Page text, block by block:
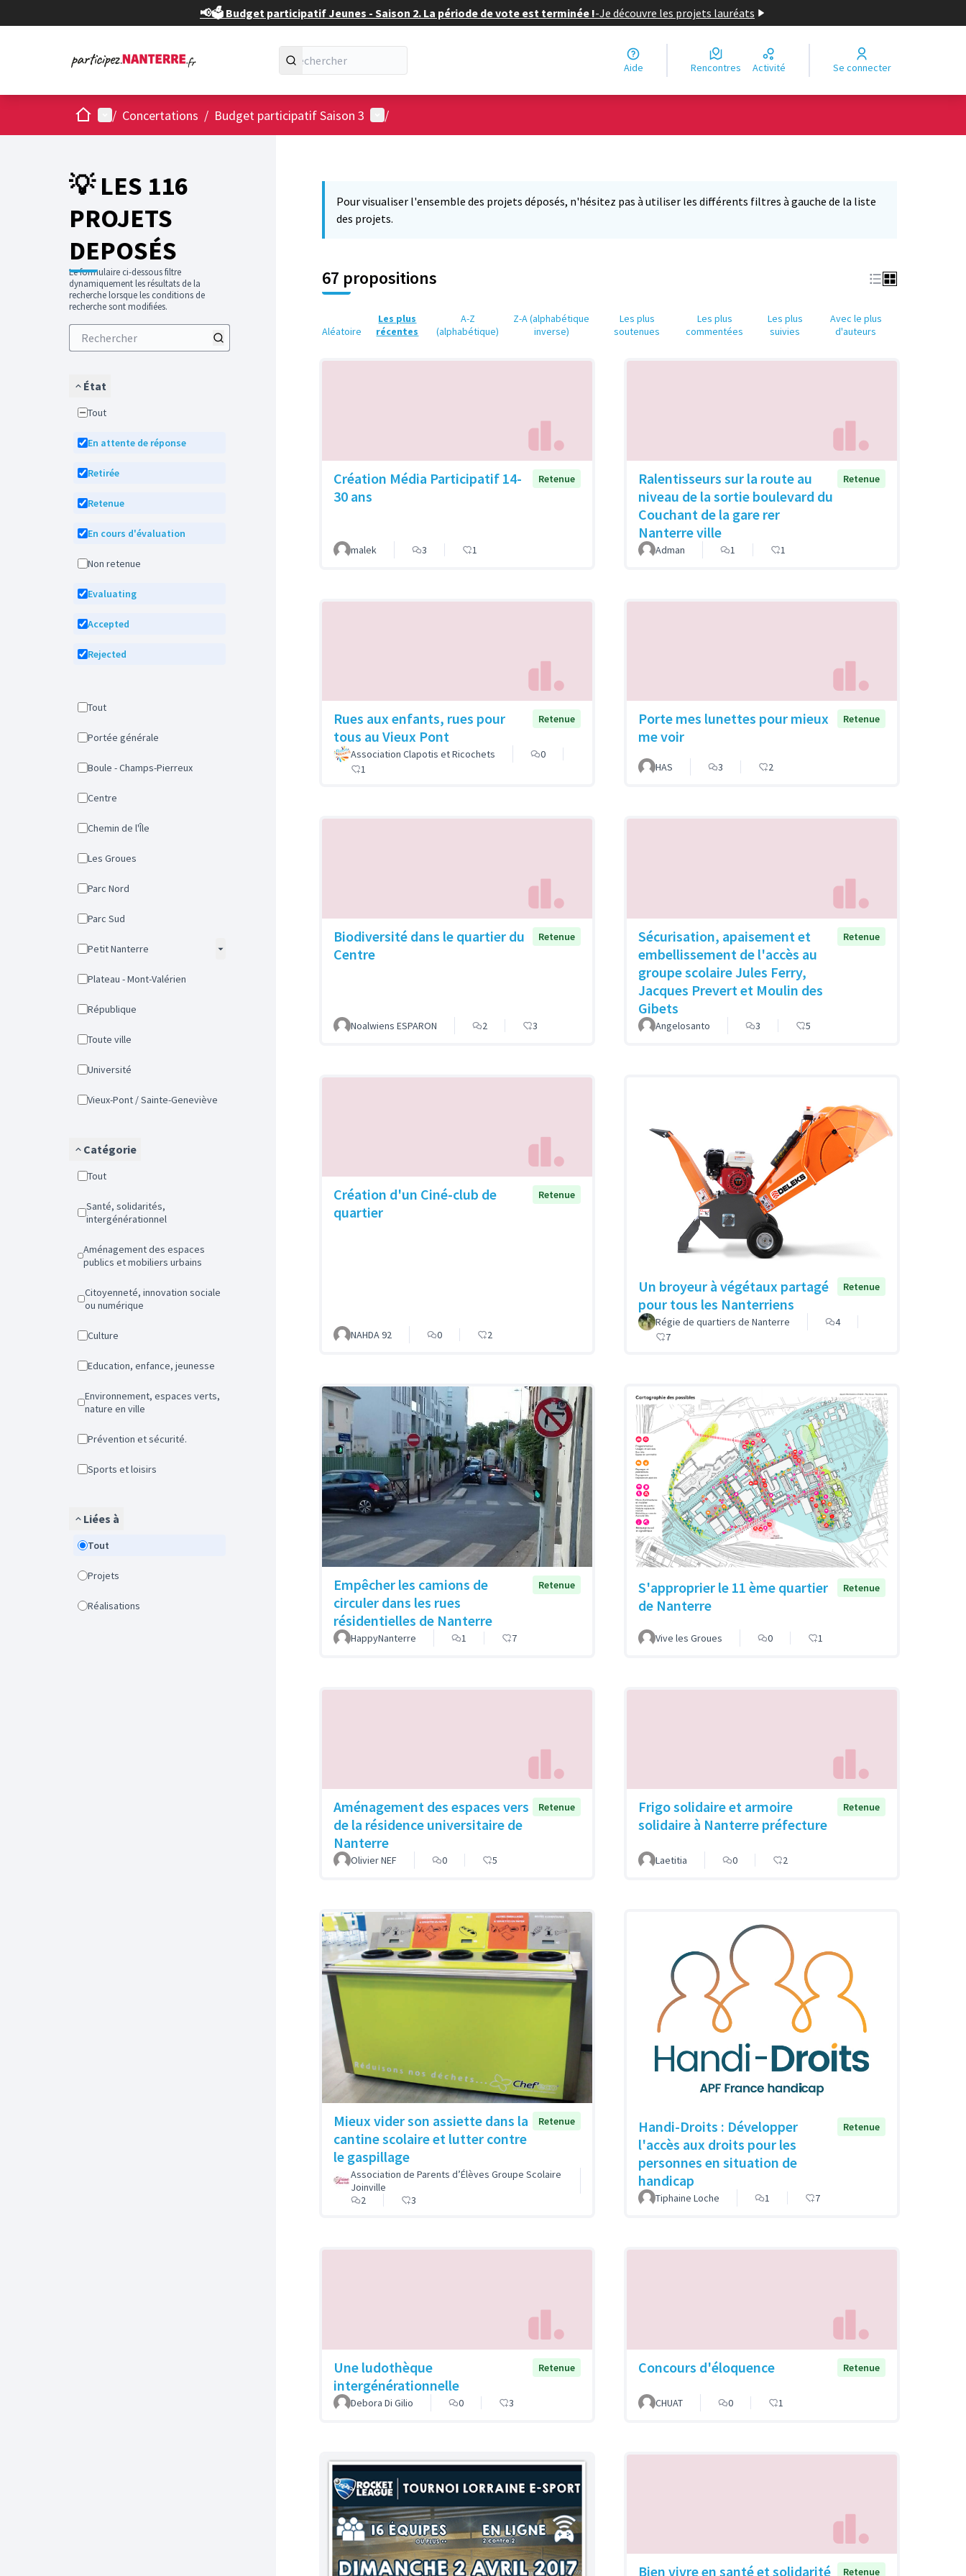
📢🗳️ Budget participatif Jeunes - Saison 2. La période de vote est terminée !-Je découvre les projets lauréats
Aide Rencontres Activité Se connecter
AccueilMenu principal
/ Concertations / Budget participatif Saison 3 Menu utilisateur
/
💡 LES 116
PROJETS
DEPOSÉS
Le formulaire ci-dessous filtre
dynamiquement les résultats de la
recherche lorsque les conditions de
recherche sont modifiées.
État
Tout
En attente de réponse
Retirée
Retenue
En cours d'évaluation
Non retenue
Evaluating
Accepted
Rejected
Tout
Portée générale
Boule - Champs-Pierreux
Centre
Chemin de l'Île
Les Groues
Parc Nord
Parc Sud
Petit Nanterre
Plateau - Mont-Valérien
République
Toute ville
Université
Vieux-Pont / Sainte-Geneviève
Catégorie
Tout
Santé, solidarités,
intergénérationnel
Aménagement des espaces
publics et mobiliers urbains
Citoyenneté, innovation sociale
ou numérique
Culture
Education, enfance, jeunesse
Environnement, espaces verts,
nature en ville
Prévention et sécurité.
Sports et loisirs
Liées à
Tout
Projets
Réalisations
Pour visualiser l'ensemble des projets déposés, n'hésitez pas à utiliser les différents filtres à gauche de la liste
des projets.
67 propositions
Aléatoire
Les plus
récentes
A-Z
(alphabétique)
Z-A (alphabétique
inverse)
Les plus
soutenues
Les plus
commentées
Les plus
suivies
Avec le plus
d'auteurs
Création Média Participatif 14-
30 ans
Retenue
malek 3 1
Ralentisseurs sur la route au
niveau de la sortie boulevard du
Couchant de la gare rer
Nanterre ville
Retenue
Adman 1 1
Rues aux enfants, rues pour
tous au Vieux Pont
Retenue
Association Clapotis et Ricochets
0
1
Porte mes lunettes pour mieux
me voir
Retenue
HAS 3 2
Biodiversité dans le quartier du
Centre
Retenue
Noalwiens ESPARON 2 3
Sécurisation, apaisement et
embellissement de l'accès au
groupe scolaire Jules Ferry,
Jacques Prevert et Moulin des
Gibets
Retenue
Angelosanto 3 5
Création d'un Ciné-club de
quartier
Retenue
NAHDA 92 0 2
Un broyeur à végétaux partagé
pour tous les Nanterriens
Retenue
Régie de quartiers de Nanterre
4
7
Empêcher les camions de
circuler dans les rues
résidentielles de Nanterre
Retenue
HappyNanterre 1 7
S'approprier le 11 ème quartier
de Nanterre
Retenue
Vive les Groues 0 1
Aménagement des espaces vers
de la résidence universitaire de
Nanterre
Retenue
Olivier NEF 0 5
Frigo solidaire et armoire
solidaire à Nanterre préfecture
Retenue
Laetitia 0 2
Mieux vider son assiette dans la
cantine scolaire et lutter contre
le gaspillage
Retenue
Association de Parents d’Élèves Groupe Scolaire
Joinville
2
3
Handi-Droits : Développer
l'accès aux droits pour les
personnes en situation de
handicap
Retenue
Tiphaine Loche 1 7
Une ludothèque
intergénérationnelle
Retenue
Debora Di Gilio 0 3
Concours d'éloquence Retenue
CHUAT 0 1
Bien vivre en santé et solidarité Retenue